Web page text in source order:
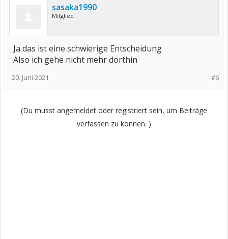
sasaka1990
Mitglied
Ja das ist eine schwierige Entscheidung
Also ich gehe nicht mehr dorthin
#6
20. Juni 2021
(Du musst angemeldet oder registriert sein, um Beiträge
verfassen zu können. )